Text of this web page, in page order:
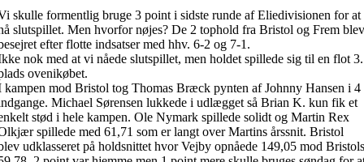
skulle formentlig bruge 3 point i sidste runde af Eliedivisionen for at
slutspillet. Men hvorfor nøjes? De 2 tophold fra Bristol og Frem
efter flotte indsatser med hhv. 6-2 og 7-1.
nok med at vi nåede slutspillet, men holdet spillede sig til en flot 3.
ovenikøbet.
kampen mod Bristol tog Thomas Bræck pynten af Johnny Hansen i 4
Michael Sørensen lukkede i udlægget så Brian K. kun fik et
stød i hele kampen. Ole Nymark spillede solidt og Martin Rex
spillede med 61,71 som er langt over Martins årssnit. Bristol
udklasseret på holdsnittet hvor Vejby opnåede 149,05 mod